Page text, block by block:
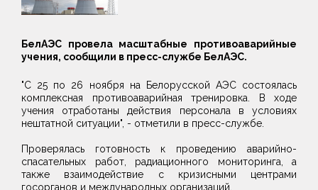
БелАЭС провела масштабные противоаварийные
учения, сообщили в пресс-службе БелАЭС.
"С 25 по 26 ноября на Белорусской АЭС состоялась
комплексная противоаварийная тренировка. В ходе
учения отработаны действия персонала в условиях
нештатной ситуации", - отметили в пресс-службе.
Проверялась готовность к проведению аварийно-
спасательных работ, радиационного мониторинга, а
также взаимодействие с кризисными центрами
госорганов и международных организаций.